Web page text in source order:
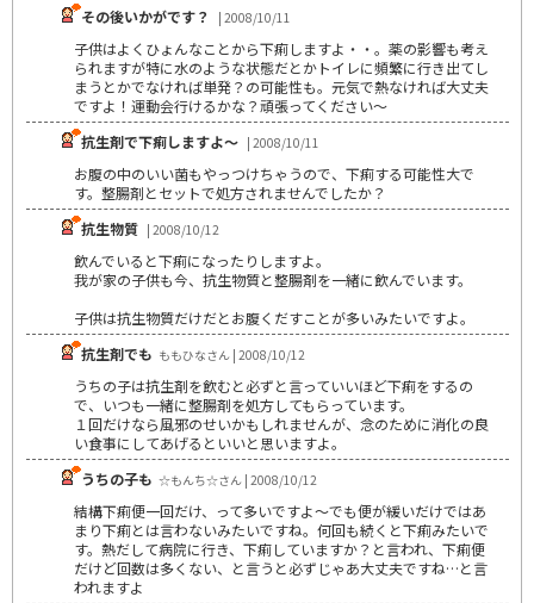
その後いかがです？ | 2008/10/11
子供はよくひょんなことから下痢しますよ・・。薬の影響も考え
られますが特に水のような状態だとかトイレに頻繁に行き出てし
まうとかでなければ単発？の可能性も。元気で熱なければ大丈夫
ですよ！運動会行けるかな？頑張ってください～
抗生剤で下痢しますよ～ | 2008/10/11
お腹の中のいい菌もやっつけちゃうので、下痢する可能性大で
す。整腸剤とセットで処方されませんでしたか？
抗生物質 | 2008/10/12
飲んでいると下痢になったりしますよ。
我が家の子供も今、抗生物質と整腸剤を一緒に飲んでいます。
子供は抗生物質だけだとお腹くだすことが多いみたいですよ。
抗生剤でも ももひなさん | 2008/10/12
うちの子は抗生剤を飲むと必ずと言っていいほど下痢をするの
で、いつも一緒に整腸剤を処方してもらっています。
１回だけなら風邪のせいかもしれませんが、念のために消化の良
い食事にしてあげるといいと思いますよ。
うちの子も ☆もんち☆さん | 2008/10/12
結構下痢便一回だけ、って多いですよ～でも便が緩いだけではあ
まり下痢とは言わないみたいですね。何回も続くと下痢みたいで
す。熱だして病院に行き、下痢していますか？と言われ、下痢便
だけど回数は多くない、と言うと必ずじゃあ大丈夫ですね…と言
われますよ